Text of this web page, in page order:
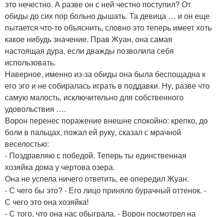
это нечестно. А разве он с ней честно поступил? От
обиды до сих пор больно дышать. Та девица … и он еще
пытается что-то объяснить, словно это теперь имеет хоть
какое нибудь значение. Прав Жуан, она самая
настоящая дура, если дважды позволила себя
использовать.
Наверное, именно из-за обиды она была беспощадна к
его эго и не собиралась играть в поддавки. Ну, разве что
самую малость, исключительно для собственного
удовольствия ….
Ворон перенес поражение внешне спокойно: крепко, до
боли в пальцах, пожал ей руку, сказал с мрачной
веселостью:
- Поздравляю с победой. Теперь ты единственная
хозяйка дома у чертова озера.
Она не успела ничего ответить, ее опередил Жуан.
- С чего бы это? - Его лицо приняло бурачный оттенок. -
С чего это она хозяйка!
- С того, что она нас обыграла. - Ворон посмотрел на